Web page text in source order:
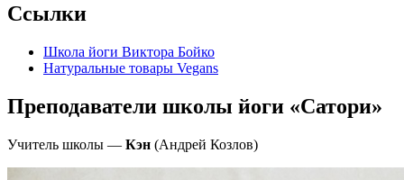
Ссылки
Школа йоги Виктора Бойко
Натуральные товары Vegans
Преподаватели школы йоги «Сатори»
Учитель школы — Кэн (Андрей Козлов)